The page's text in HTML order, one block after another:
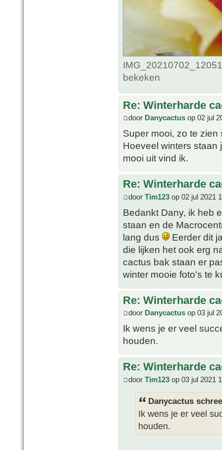
bekeken
Re: Winterharde
door Danycactus op 02 jul
Super mooi, zo te
Hoeveel winters staan
mooi uit vind ik.
Re: Winterharde
door Tim123 op 02 jul 2021
Bedankt Dany, ik heb
staan en de
lang dus
Eerder dit
die lijken het ook erg
cactus bak staan er
winter mooie foto's te
Re: Winterharde
door Danycactus op 03 jul
Ik wens je er veel
houden.
Re: Winterharde
door Tim123 op 03 jul 2021
Danycactus
Ik wens je er veel
houden.